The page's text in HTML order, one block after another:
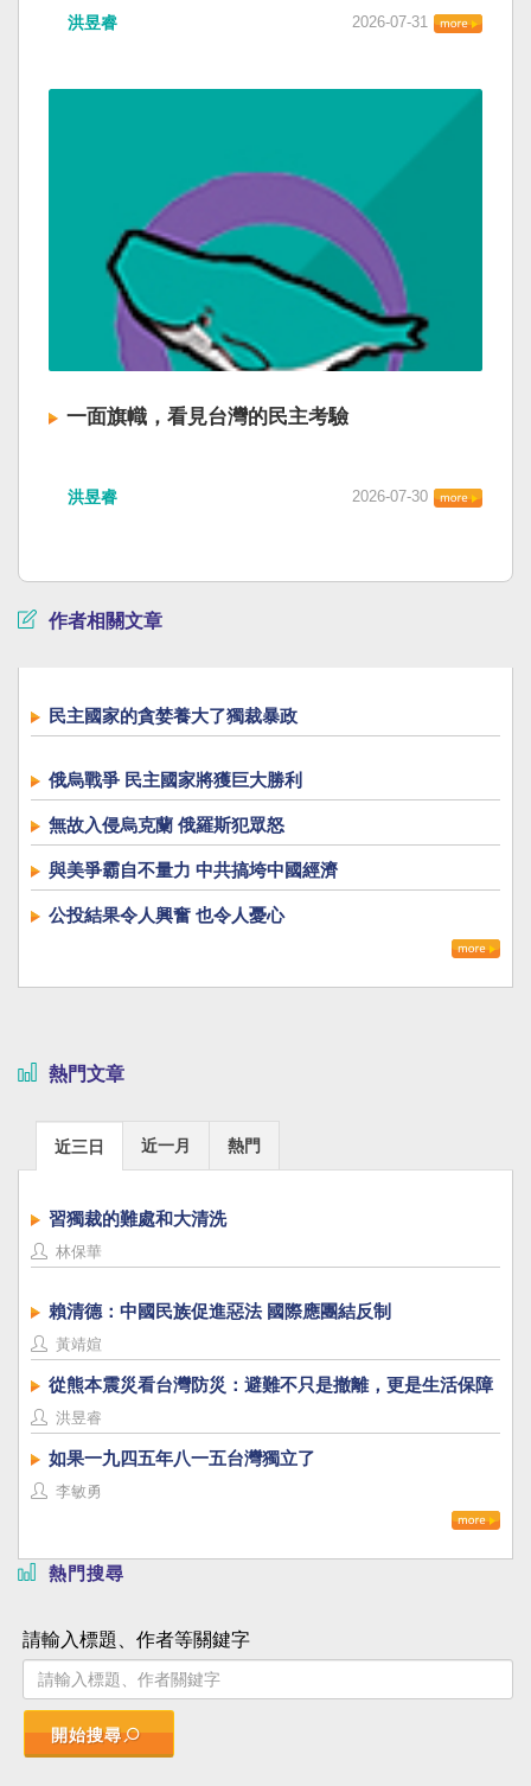
洪昱睿 2026-07-31
一面旗幟，看見台灣的民主考驗
洪昱睿 2026-07-30
作者相關文章
民主國家的貪婪養大了獨裁暴政
俄烏戰爭 民主國家將獲巨大勝利
無故入侵烏克蘭 俄羅斯犯眾怒
與美爭霸自不量力 中共搞垮中國經濟
公投結果令人興奮 也令人憂心
熱門文章
近三日 近一月 熱門
習獨裁的難處和大清洗
林保華
賴清德：中國民族促進惡法 國際應團結反制
黃靖媗
從熊本震災看台灣防災：避難不只是撤離，更是生活保障
洪昱睿
如果一九四五年八一五台灣獨立了
李敏勇
熱門搜尋
請輸入標題、作者等關鍵字
開始搜尋